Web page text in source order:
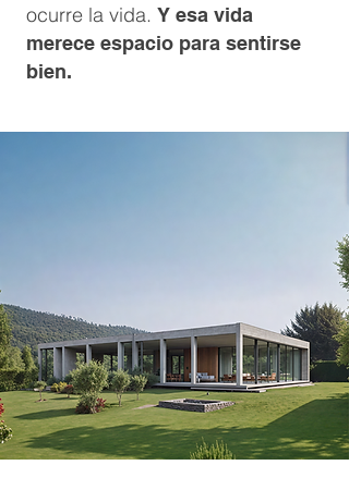
ocurre la vida. Y esa vida
merece espacio para sentirse
bien.